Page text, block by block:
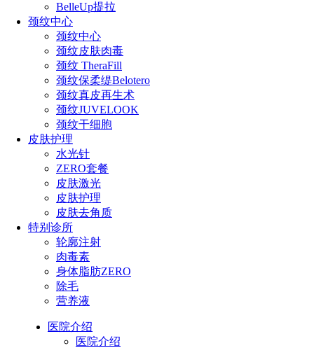
BelleUp提拉
颈纹中心
颈纹中心
颈纹皮肤肉毒
颈纹 TheraFill
颈纹保柔缇Belotero
颈纹真皮再生术
颈纹JUVELOOK
颈纹干细胞
皮肤护理
水光针
ZERO套餐
皮肤激光
皮肤护理
皮肤去角质
特别诊所
轮廓注射
肉毒素
身体脂肪ZERO
除毛
营养液
医院介绍
医院介绍